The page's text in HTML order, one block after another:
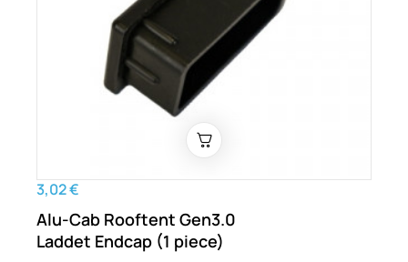
3,02 €
Alu-Cab Rooftent Gen3.0
Laddet Endcap (1 piece)